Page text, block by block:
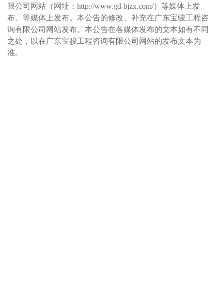
限公司 网站（网址： http://www.gd-bjzx.com/）等媒体上发
布。等媒体上发布。本公告的修改、补充在广东宝骏工程咨
询有限公司 网站发布。本公告在各媒体发布的文本如有不同
之处，以在广东宝骏工程咨询有限公司 网站的发布文本为
准。